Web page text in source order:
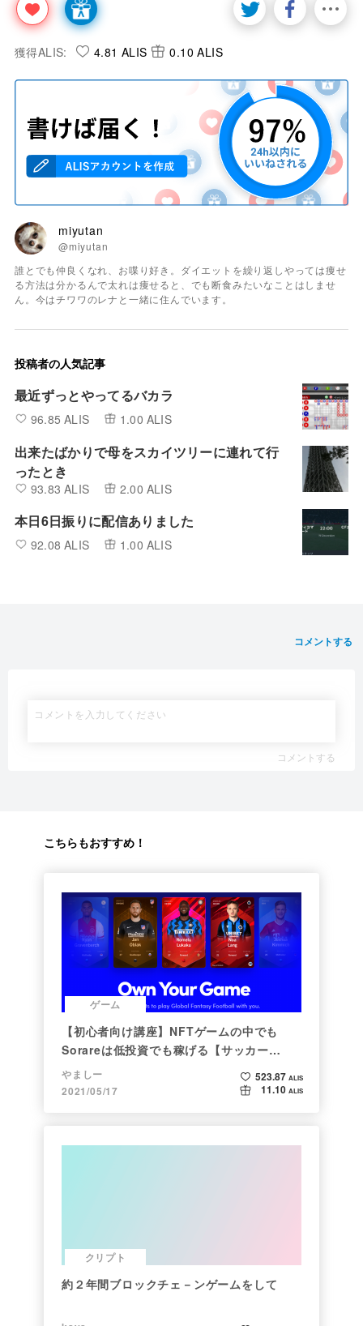
獲得ALIS: 4.81 ALIS 0.10 ALIS
miyutan
@miyutan
誰とでも仲良くなれ、お喋り好き。ダイエットを繰り返しやっては痩せ
る方法は分かるんで太れは痩せると、でも断食みたいなことはしませ
ん。今はチワワのレナと一緒に住んでいます。
投稿者の人気記事
最近ずっとやってるバカラ
96.85 ALIS 1.00 ALIS
出来たばかりで母をスカイツリーに連れて行
ったとき
93.83 ALIS 2.00 ALIS
本日6日振りに配信ありました
92.08 ALIS 1.00 ALIS
コメントする
コメントする
こちらもおすすめ！
ゲーム
【初心者向け講座】NFTゲームの中でも
Sorareは低投資でも稼げる【サッカー
×NFT×BCG】
やましー
2021/05/17
523.87 ALIS
11.10 ALIS
クリプト
約２年間ブロックチェ－ンゲームをして